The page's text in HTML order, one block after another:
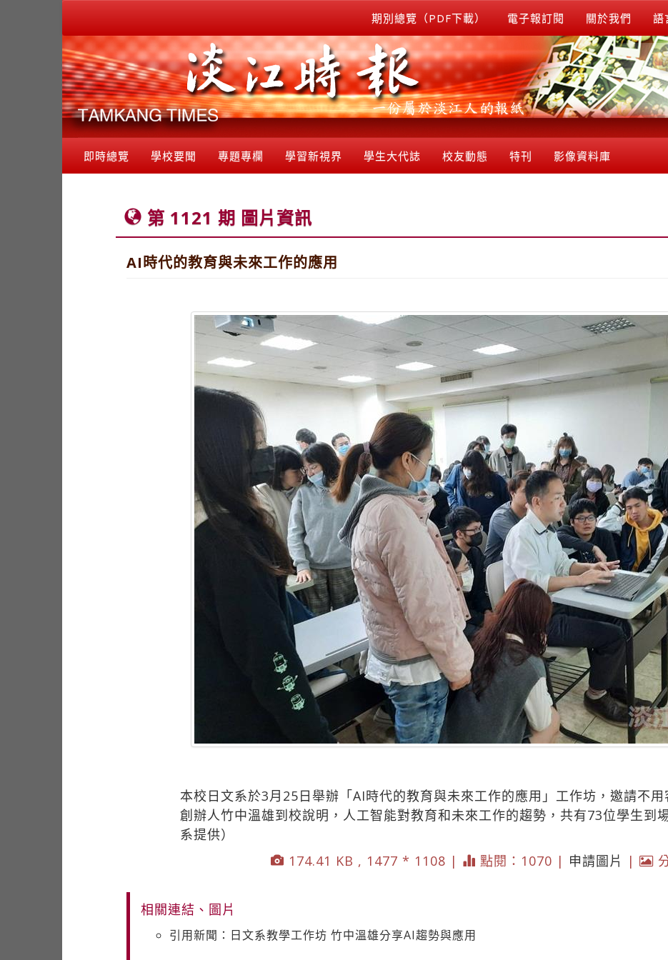
期別總覽（PDF下載） 電子報訂閱 關於我們 語
即時總覽 學校要聞 專題專欄 學習新視界 學生大代誌 校友動態 特刊 影像資料庫
第 1121 期 圖片資訊
AI時代的教育與未來工作的應用
本校日文系於3月25日舉辦「AI時代的教育與未來工作的應用」工作坊，邀請不用
創辦人竹中溫雄到校說明，人工智能對教育和未來工作的趨勢，共有73位學生到
系提供）
174.41 KB , 1477 * 1108 |
點閱：1070 | 申請圖片 |
相關連結、圖片
引用新聞：日文系教學工作坊 竹中溫雄分享AI趨勢與應用